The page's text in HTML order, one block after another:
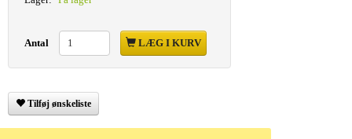
Antal LÆG I KURV
Tilføj ønskeliste